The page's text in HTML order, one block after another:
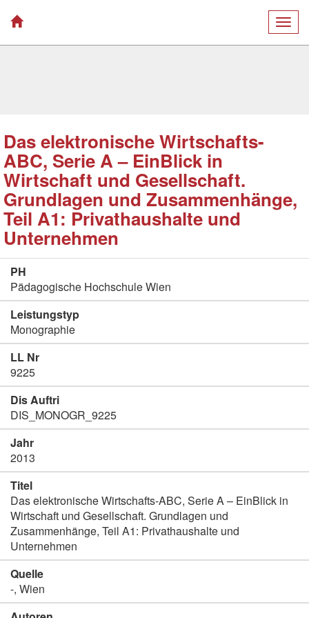
Das elektronische Wirtschafts-
ABC, Serie A – EinBlick in
Wirtschaft und Gesellschaft.
Grundlagen und Zusammenhänge,
Teil A1: Privathaushalte und
Unternehmen
PH
Pädagogische Hochschule Wien
Leistungstyp
Monographie
LL Nr
9225
Dis Auftri
DIS_MONOGR_9225
Jahr
2013
Titel
Das elektronische Wirtschafts-ABC, Serie A – EinBlick in
Wirtschaft und Gesellschaft. Grundlagen und
Zusammenhänge, Teil A1: Privathaushalte und
Unternehmen
Quelle
-, Wien